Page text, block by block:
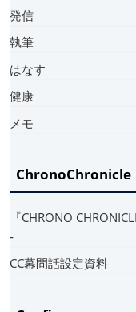
発信
執筆
はなす
健康
メモ
ChronoChronicle
『CHRONO
‐
CC幕間話設定資料